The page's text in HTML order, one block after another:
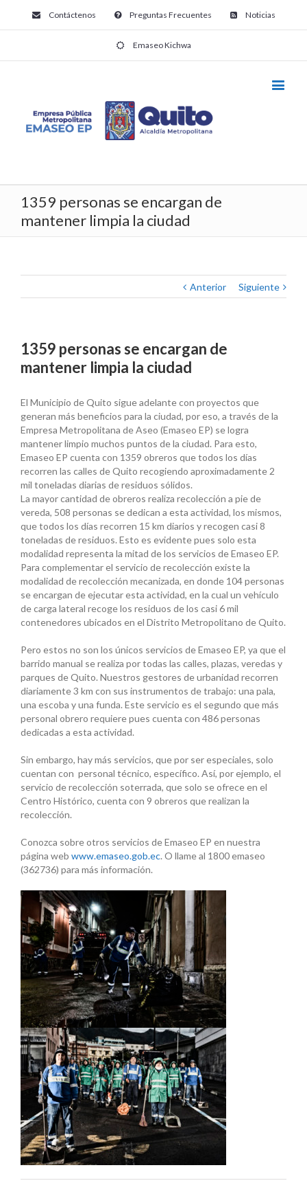
Contáctenos Preguntas Frecuentes Noticias
Emaseo Kichwa
1359 personas se encargan de
mantener limpia la ciudad
Anterior Siguiente
1359 personas se encargan de
mantener limpia la ciudad
El Municipio de Quito sigue adelante con proyectos que
generan más beneficios para la ciudad, por eso, a través de la
Empresa Metropolitana de Aseo (Emaseo EP) se logra
mantener limpio muchos puntos de la ciudad. Para esto,
Emaseo EP cuenta con 1359 obreros que todos los días
recorren las calles de Quito recogiendo aproximadamente 2
mil toneladas diarias de residuos sólidos.
La mayor cantidad de obreros realiza recolección a pie de
vereda, 508 personas se dedican a esta actividad, los mismos,
que todos los días recorren 15 km diarios y recogen casi 8
toneladas de residuos. Esto es evidente pues solo esta
modalidad representa la mitad de los servicios de Emaseo EP.
Para complementar el servicio de recolección existe la
modalidad de recolección mecanizada, en donde 104 personas
se encargan de ejecutar esta actividad, en la cual un vehículo
de carga lateral recoge los residuos de los casi 6 mil
contenedores ubicados en el Distrito Metropolitano de Quito.
Pero estos no son los únicos servicios de Emaseo EP, ya que el
barrido manual se realiza por todas las calles, plazas, veredas y
parques de Quito. Nuestros gestores de urbanidad recorren
diariamente 3 km con sus instrumentos de trabajo: una pala,
una escoba y una funda. Este servicio es el segundo que más
personal obrero requiere pues cuenta con 486 personas
dedicadas a esta actividad.
Sin embargo, hay más servicios, que por ser especiales, solo
cuentan con personal técnico, específico. Así, por ejemplo, el
servicio de recolección soterrada, que solo se ofrece en el
Centro Histórico, cuenta con 9 obreros que realizan la
recolección.
Conozca sobre otros servicios de Emaseo EP en nuestra
página web www.emaseo.gob.ec. O llame al 1800 emaseo
(362736) para más información.